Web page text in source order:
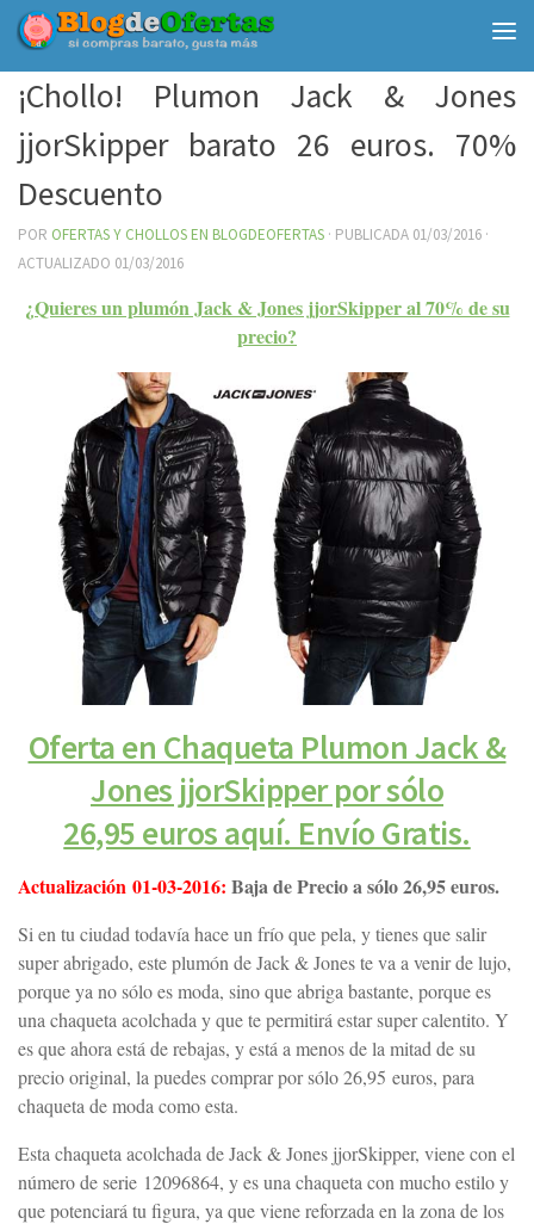
Debajo del contenido
¡Chollo! Plumon Jack & Jones
jjorSkipper barato 26 euros. 70%
Descuento
POR OFERTAS Y CHOLLOS EN BLOGDEOFERTAS · PUBLICADA 01/03/2016 ·
ACTUALIZADO 01/03/2016
¿Quieres un plumón Jack & Jones jjorSkipper al 70% de su
precio?
Oferta en Chaqueta Plumon Jack &
Jones jjorSkipper por sólo
26,95 euros aquí. Envío Gratis.
Actualización 01-03-2016: Baja de Precio a sólo 26,95 euros.
Si en tu ciudad todavía hace un frío que pela, y tienes que salir
super abrigado, este plumón de Jack & Jones te va a venir de lujo,
porque ya no sólo es moda, sino que abriga bastante, porque es
una chaqueta acolchada y que te permitirá estar super calentito. Y
es que ahora está de rebajas, y está a menos de la mitad de su
precio original, la puedes comprar por sólo 26,95 euros, para
chaqueta de moda como esta.
Esta chaqueta acolchada de Jack & Jones jjorSkipper, viene con el
número de serie 12096864, y es una chaqueta con mucho estilo y
que potenciará tu figura, ya que viene reforzada en la zona de los